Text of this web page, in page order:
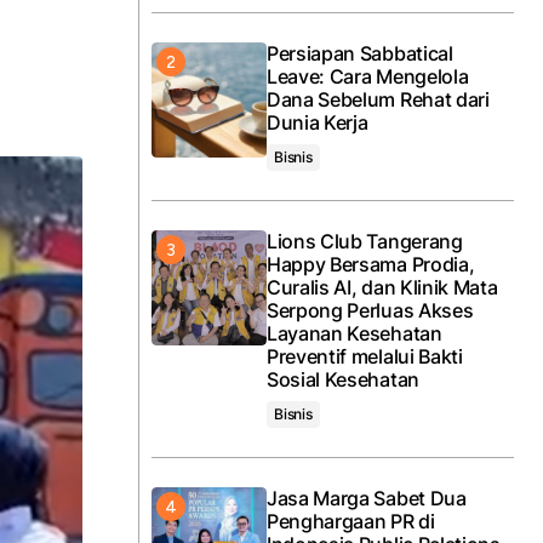
Persiapan Sabbatical
Leave: Cara Mengelola
Dana Sebelum Rehat dari
Dunia Kerja
Bisnis
Lions Club Tangerang
Happy Bersama Prodia,
Curalis AI, dan Klinik Mata
Serpong Perluas Akses
Layanan Kesehatan
Preventif melalui Bakti
Sosial Kesehatan
Bisnis
Jasa Marga Sabet Dua
Penghargaan PR di